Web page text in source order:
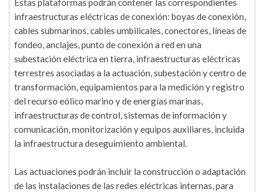
Estas plataformas podrán contener las correspondientes
infraestructuras eléctricas de conexión: boyas de conexión,
cables submarinos, cables umbilicales, conectores, líneas de
fondeo, anclajes, punto de conexión a red en una
subestación eléctrica en tierra, infraestructuras eléctricas
terrestres asociadas a la actuación, subestación y centro de
transformación, equipamientos para la medición y registro
del recurso eólico marino y de energías marinas,
infraestructuras de control, sistemas de información y
comunicación, monitorización y equipos auxiliares, incluida
la infraestructura deseguimiento ambiental.
Las actuaciones podrán incluir la construcción o adaptación
de las instalaciones de las redes eléctricas internas, para